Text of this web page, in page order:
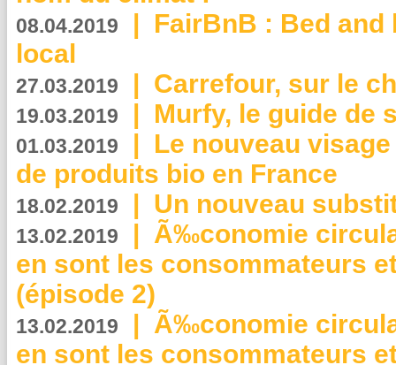
08.04.2019 | FairBnB : Bed
local
27.03.2019 | Carrefour, sur le
19.03.2019 | Murfy, le guide de
01.03.2019 | Le nouveau
de produits bio en France
18.02.2019 | Un nouveau
13.02.2019 | Ã‰conomie
en sont les consommateurs
(épisode 2)
13.02.2019 | Ã‰conomie
en sont les consommateurs